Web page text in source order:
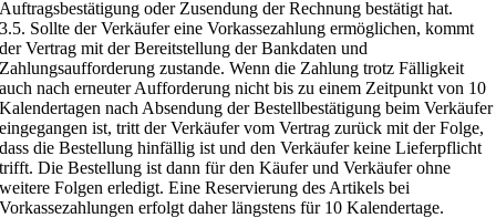
Auftragsbestätigung oder Zusendung der Rechnung bestätigt hat.
3.5. Sollte der Verkäufer eine Vorkassezahlung ermöglichen, kommt
der Vertrag mit der Bereitstellung der Bankdaten und
Zahlungsaufforderung zustande. Wenn die Zahlung trotz Fälligkeit
auch nach erneuter Aufforderung nicht bis zu einem Zeitpunkt von 10
Kalendertagen nach Absendung der Bestellbestätigung beim Verkäufer
eingegangen ist, tritt der Verkäufer vom Vertrag zurück mit der Folge,
dass die Bestellung hinfällig ist und den Verkäufer keine Lieferpflicht
trifft. Die Bestellung ist dann für den Käufer und Verkäufer ohne
weitere Folgen erledigt. Eine Reservierung des Artikels bei
Vorkassezahlungen erfolgt daher längstens für 10 Kalendertage.